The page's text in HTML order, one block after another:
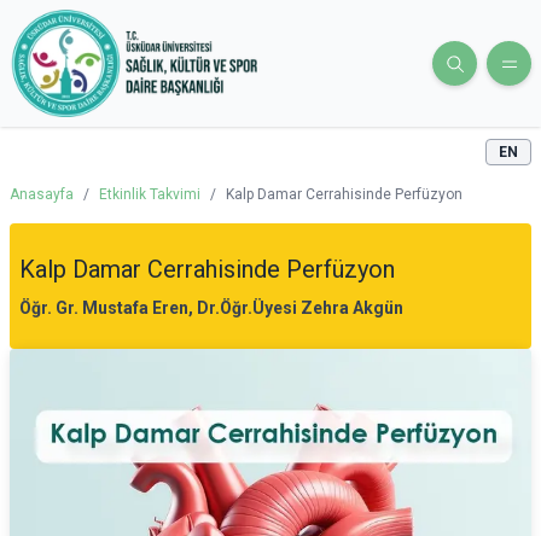
EN
Anasayfa / Etkinlik Takvimi / Kalp Damar Cerrahisinde Perfüzyon
Kalp Damar Cerrahisinde Perfüzyon
Öğr. Gr. Mustafa Eren, Dr.Öğr.Üyesi Zehra Akgün